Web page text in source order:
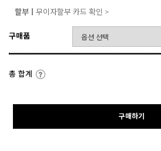
할부ㅣ 무이자할부 카드 확인 >
구매품
총 합계
구매하기